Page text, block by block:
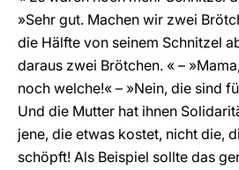
»Sehr gut. Machen wir zwei
die Hälfte von seinem Schnitzel
daraus zwei Brötchen. « –
noch welche!« – »Nein, die sind
Und die Mutter hat ihnen
jene, die etwas kostet, nicht die,
schöpft! Als Beispiel sollte das